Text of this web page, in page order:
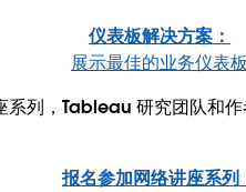
仪表板解决方案：
展示最佳的业务仪表
列，Tableau 研究团队和
报名参加网络讲座系列